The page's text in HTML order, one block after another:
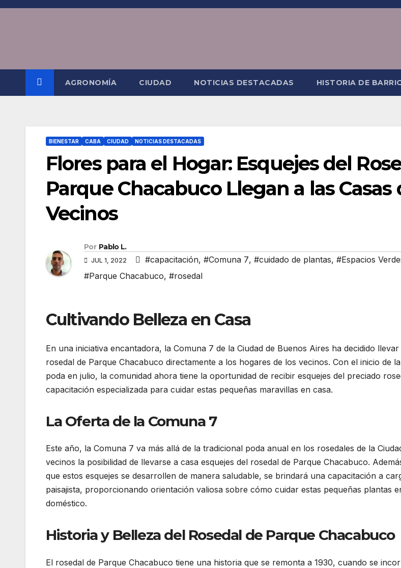
Saltar
AGRONOMÍA CIUDAD NOTICIAS DESTACADAS HISTORIA DE
BIENESTAR CABA CIUDAD NOTICIAS DESTACADAS
Flores para el Hogar: Esquejes del
Parque Chacabuco Llegan a las Casas
Vecinos
Por Pablo L.
JUL 1, 2022 #capacitación, #Comuna 7, #cuidado de plantas, #Espacios
#Parque Chacabuco, #rosedal
Cultivando Belleza en Casa
En una iniciativa encantadora, la Comuna 7 de la Ciudad de Buenos Aires ha decidido
rosedal de Parque Chacabuco directamente a los hogares de los vecinos. Con el inicio de
poda en julio, la comunidad ahora tiene la oportunidad de recibir esquejes del preciado
capacitación especializada para cuidar estas pequeñas maravillas en casa.
La Oferta de la Comuna 7
Este año, la Comuna 7 va más allá de la tradicional poda anual en los rosedales de la
vecinos la posibilidad de llevarse a casa esquejes del rosedal de Parque Chacabuco.
que estos esquejes se desarrollen de manera saludable, se brindará una capacitación a
paisajista, proporcionando orientación valiosa sobre cómo cuidar estas pequeñas plantas
doméstico.
Historia y Belleza del Rosedal de Parque Chacabuco
El rosedal de Parque Chacabuco tiene una historia que se remonta a 1930, cuando se